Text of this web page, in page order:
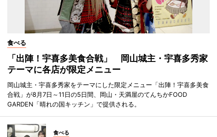
食べる
「出陣！宇喜多美食合戦」 岡山城主・宇喜多秀家
テーマに各店が限定メニュー
岡山城主・宇喜多秀家をテーマにした限定メニュー「出陣！宇喜多美食
合戦」が8月7日～11日の5日間、岡山・天満屋のてんちかFOOD
GARDEN「晴れの国キッチン」で提供される。
食べる